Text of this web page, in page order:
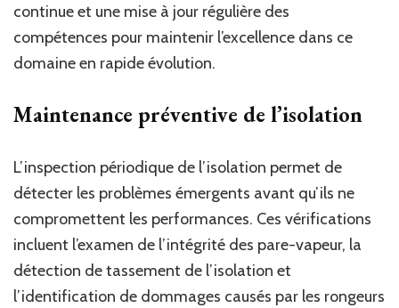
continue et une mise à jour régulière des
compétences pour maintenir l’excellence dans ce
domaine en rapide évolution.
Maintenance préventive de l’isolation
L’inspection périodique de l’isolation permet de
détecter les problèmes émergents avant qu’ils ne
compromettent les performances. Ces vérifications
incluent l’examen de l’intégrité des pare-vapeur, la
détection de tassement de l’isolation et
l’identification de dommages causés par les rongeurs